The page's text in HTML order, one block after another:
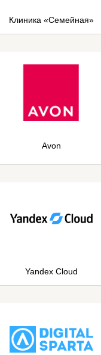
Клиника «Семейная»
Avon
Yandex Cloud